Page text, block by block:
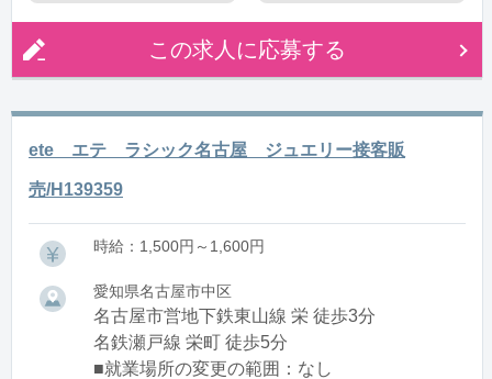
この求人に応募する
ete エテ ラシック名古屋 ジュエリー接客販
売/H139359
時給：1,500円～1,600円
愛知県名古屋市中区
名古屋市営地下鉄東山線 栄 徒歩3分
名鉄瀬戸線 栄町 徒歩5分
■就業場所の変更の範囲：なし